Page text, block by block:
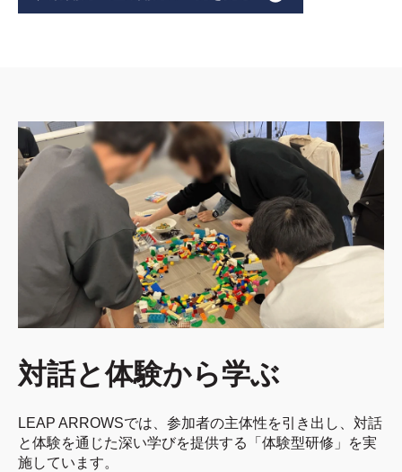
対話と体験から学ぶ
LEAP ARROWSでは、参加者の主体性を引き出し、対話
と体験を通じた深い学びを提供する「体験型研修」を実
施しています。